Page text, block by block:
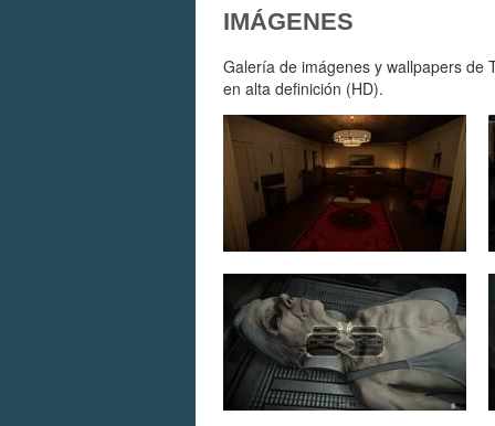
IMÁGENES
Galería de imágenes y wallpapers de
en alta definición (HD).